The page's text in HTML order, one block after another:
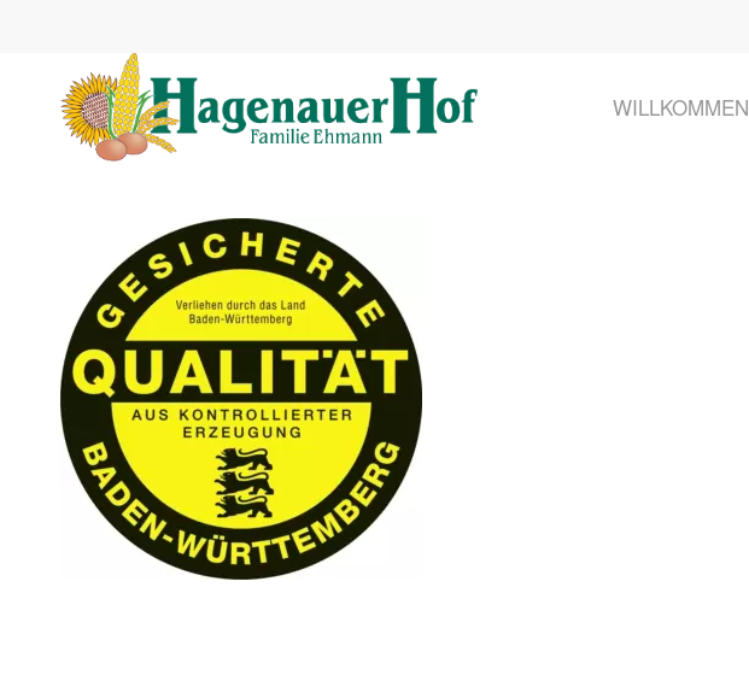
WILLKOMMEN